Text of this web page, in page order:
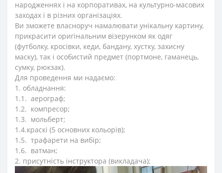
народженнях і на корпоративах, на культурно-масових
заходах і в різних організаціях.
Ви зможете власноруч намалювати унікальну картину,
прикрасити оригінальним візерунком як одяг
(футболку, кросівки, кеди, бандану, хустку, захисну
маску), так і особистий предмет (портмоне, гаманець,
сумку, рюкзак).
Для проведення ми надаємо:
1. обладнання:
1.1. аерограф;
1.2. компресор;
1.3. мольберт;
1.4.краскі (5 основних кольорів);
1.5. трафарети на вибір;
1.6. ватман;
2. присутність інструктора (викладача);